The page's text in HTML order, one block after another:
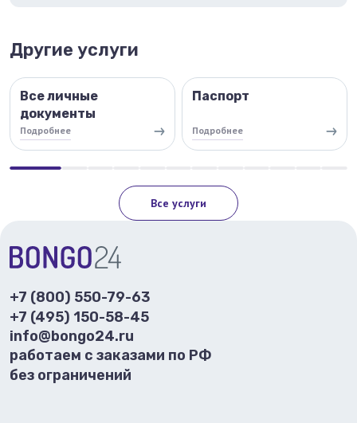
Другие услуги
Все личные
документы
Подробнее
Паспорт
Подробнее
Все услуги
+7 (800) 550-79-63
+7 (495) 150-58-45
info@bongo24.ru
работаем с заказами по РФ
без ограничений